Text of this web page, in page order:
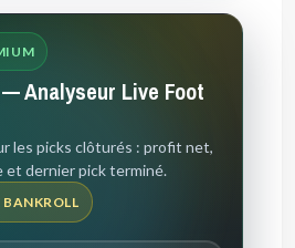
Analyseur Live Foot
les picks clôturés : profit net,
et dernier pick terminé.
BANKROLL